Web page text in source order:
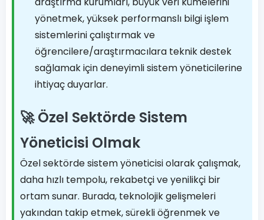
yönetmek, yüksek performanslı bilgi işlem
sistemlerini çalıştırmak ve
öğrencilere/araştırmacılara teknik destek
sağlamak için deneyimli sistem yöneticilerine
ihtiyaç duyarlar.
🚀 Özel Sektörde Sistem
Yöneticisi Olmak
Özel sektörde sistem yöneticisi olarak çalışmak,
daha hızlı tempolu, rekabetçi ve yenilikçi bir
ortam sunar. Burada, teknolojik gelişmeleri
yakından takip etmek, sürekli öğrenmek ve